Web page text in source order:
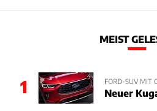
MEIST
1 FORD-SUV MIT
Neuer